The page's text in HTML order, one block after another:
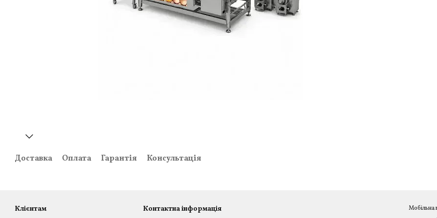
Доставка Оплата Гарантія Консультація
Клієнтам Контактна інформація
Мобільна